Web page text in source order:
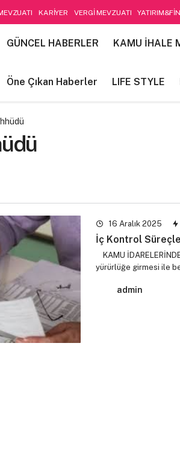
KARİYER VERGİ MEVZUATI
LIFE STYLE Kamu Mali Yönetim
GÜNCEL HABERLER KAMU İHALE
Öne Çıkan Haberler LIFE STYLE
16 Aralık 2025
İç Kontrol
KAMU
yürürlüğe girmesi ile
admin